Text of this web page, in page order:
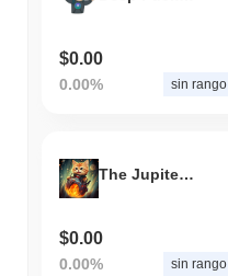
$0.00
0.00% sin rango
The Jupiter Cat
$0.00
0.00% sin rango